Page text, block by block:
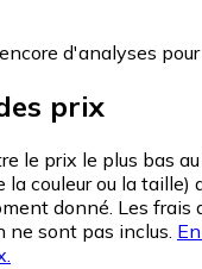
d'analyses
prix
le prix le plus bas
la couleur ou la taille)
donné. Les frais
ne sont pas inclus.